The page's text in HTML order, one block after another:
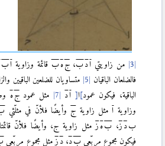
من زاويتي اد ب،ج ه ب قائمة وزاوية ا ب
فالضلعان الباقيان
متساويان للضلعين الباقيين
الباقية، فيكون عمود]ا[ اد مثل عمودج ه
وزاوية ا مثل زاوية ج وأيضًا فلأنّ في مثلّثي
بد ز، به ز مثل زاوية ج، وأيضًا فلأنّ
فيكون مجموع مربّعي ب د،د ز مثل مجموع مربّعي